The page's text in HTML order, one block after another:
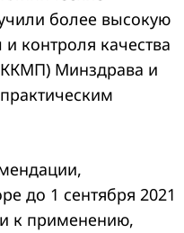
более высокую
контроля качества
Минздрава и
до 1 сентября 2021
к применению,